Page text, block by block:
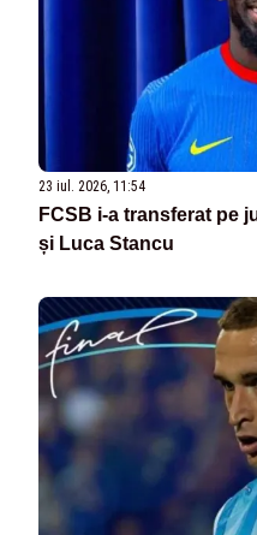
23 iul. 2026, 11:54
FCSB i-a transferat pe
și Luca Stancu